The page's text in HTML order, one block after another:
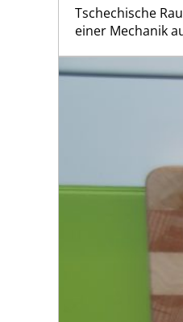
Tschechische
einer Mechanik